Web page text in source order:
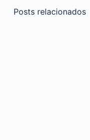
Posts relacionados